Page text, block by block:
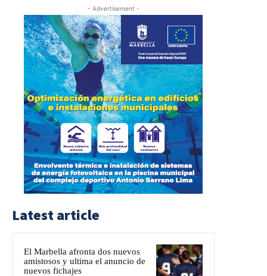
- Advertisement -
Latest article
El Marbella afronta dos nuevos
amistosos y ultima el anuncio de
nuevos fichajes